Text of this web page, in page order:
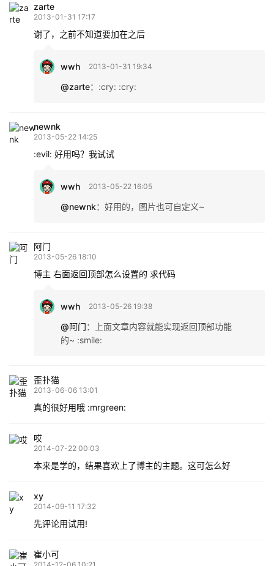
zarte
2013-01-31 17:17
谢了，之前不知道要加在之后
wwh 2013-01-31 19:34
@zarte： :cry: :cry:
newnk
2013-05-22 14:25
:evil: 好用吗？我试试
wwh 2013-05-22 16:05
@newnk： 好用的，图片也可自定义~
阿门
2013-05-26 18:10
博主 右面返回顶部怎么设置的 求代码
wwh 2013-05-26 19:38
@阿门：
上面文章内容就能实现返回顶部功能
的~ :smile:
歪扑猫
2013-06-06 13:01
真的很好用哦 :mrgreen:
哎
2014-07-22 00:03
本来是学的，结果喜欢上了博主的主题。这可怎么好
xy
2014-09-11 17:32
先评论用试用!
崔小可